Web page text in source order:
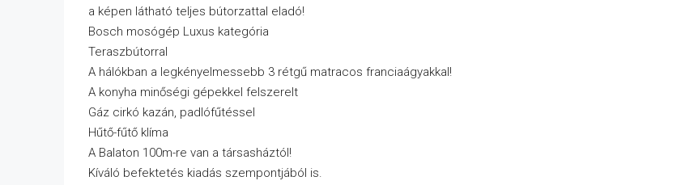
a képen látható teljes bútorzattal eladó!
Bosch mosógép Luxus kategória
Teraszbútorral
A hálókban a legkényelmessebb 3 rétgű matracos franciaágyakkal!
A konyha minőségi gépekkel felszerelt
Gáz cirkó kazán, padlófűtéssel
Hűtő-fűtő klíma
A Balaton 100m-re van a társasháztól!
Kíváló befektetés kiadás szempontjából is.